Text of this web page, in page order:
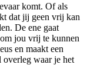
komt. Of als
dat jij geen vrij kan
De ene gaat
jou vrij te kunnen
en maakt een
overleg waar je het